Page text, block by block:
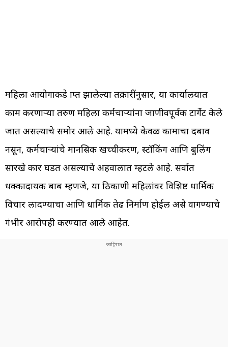
महिला आयोगाकडे प्राप्त झालेल्या तक्रारींनुसार, या कार्यालयात
काम करणाऱ्या तरुण महिला कर्मचाऱ्यांना जाणीवपूर्वक टार्गेट केले
जात असल्याचे समोर आले आहे. यामध्ये केवळ कामाचा दबाव
नसून, कर्मचाऱ्यांचे मानसिक खच्चीकरण, स्टॉकिंग आणि बुलिंग
सारखे प्रकार घडत असल्याचे अहवालात म्हटले आहे. सर्वात
धक्कादायक बाब म्हणजे, या ठिकाणी महिलांवर विशिष्ट धार्मिक
विचार लादण्याचा आणि धार्मिक तेढ निर्माण होईल असे वागण्याचे
गंभीर आरोपही करण्यात आले आहेत.